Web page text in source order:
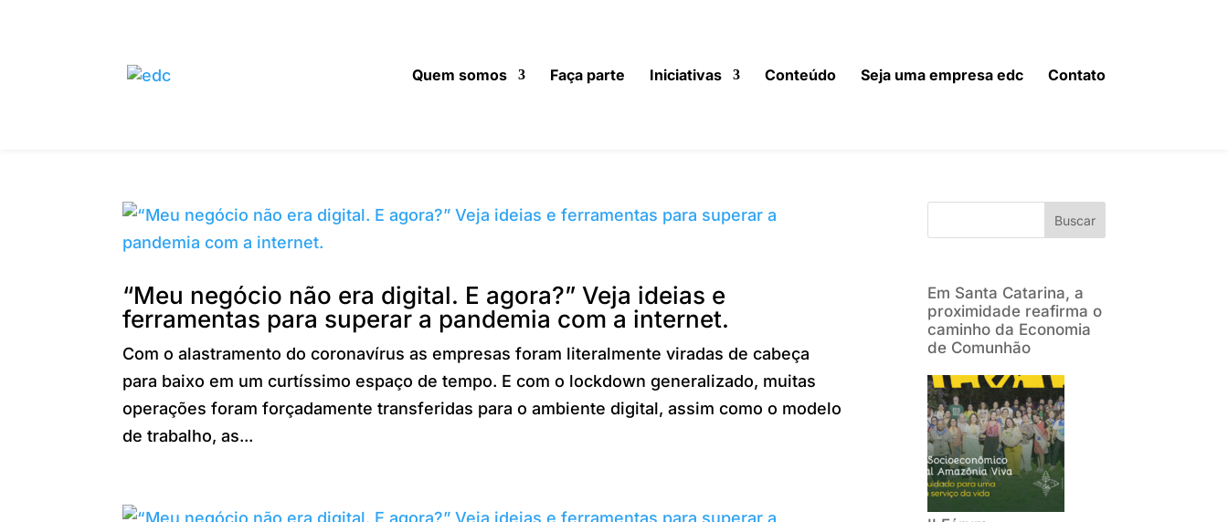
Quem somos Faça parte Iniciativas Conteúdo Seja uma empresa edc Contato
“Meu negócio não era digital. E agora?” Veja ideias e
ferramentas para superar a pandemia com a internet.
Com o alastramento do coronavírus as empresas foram literalmente viradas de cabeça
para baixo em um curtíssimo espaço de tempo. E com o lockdown generalizado, muitas
operações foram forçadamente transferidas para o ambiente digital, assim como o modelo
de trabalho, as...
Buscar
Em Santa Catarina, a
proximidade reafirma o
caminho da Economia
de Comunhão